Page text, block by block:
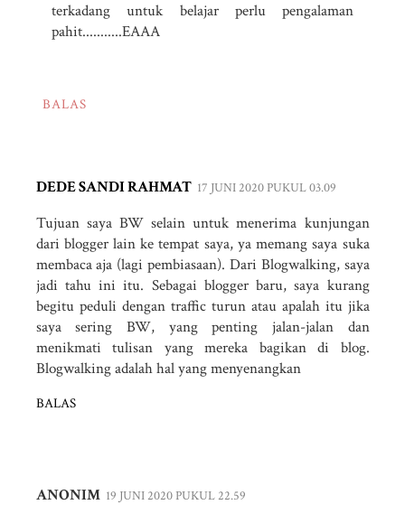
terkadang untuk belajar perlu pengalaman
pahit...........EAAA
BALAS
DEDE SANDI RAHMAT 17 JUNI 2020 PUKUL 03.09
Tujuan saya BW selain untuk menerima kunjungan
dari blogger lain ke tempat saya, ya memang saya suka
membaca aja (lagi pembiasaan). Dari Blogwalking, saya
jadi tahu ini itu. Sebagai blogger baru, saya kurang
begitu peduli dengan traffic turun atau apalah itu jika
saya sering BW, yang penting jalan-jalan dan
menikmati tulisan yang mereka bagikan di blog.
Blogwalking adalah hal yang menyenangkan
BALAS
ANONIM 19 JUNI 2020 PUKUL 22.59